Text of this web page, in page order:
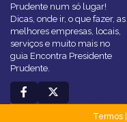
Prudente num só lugar!
Dicas, onde ir, o que fazer, as
melhores empresas, locais,
serviços e muito mais no
guia Encontra Presidente
Prudente.
Termos|